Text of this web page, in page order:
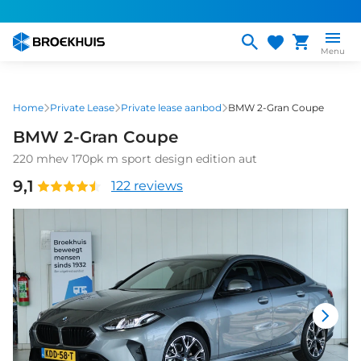
naar
gaan
Menu
Home Private Lease Private lease aanbod BMW 2-Gran Coupe
BMW 2-Gran Coupe
220 mhev 170pk m sport design edition aut
9,1 122 reviews